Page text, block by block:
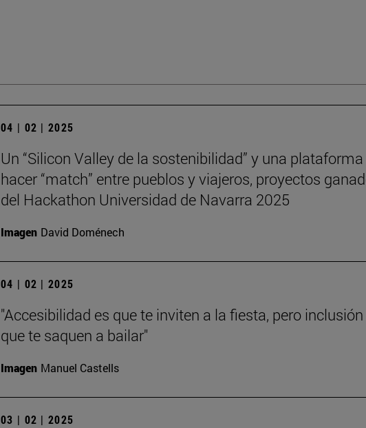
04 | 02 | 2025
Un “Silicon Valley de la sostenibilidad” y una
hacer “match” entre pueblos y viajeros, proyectos
del Hackathon Universidad de Navarra 2025
Imagen David Doménech
04 | 02 | 2025
"Accesibilidad es que te inviten a la fiesta, pero inclusión
que te saquen a bailar"
Imagen Manuel Castells
03 | 02 | 2025